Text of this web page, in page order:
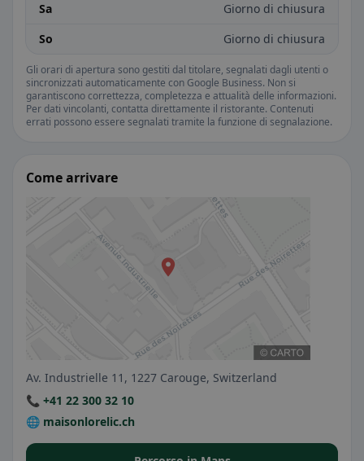
Sa
Giorno di chiusura
So
Giorno di chiusura
Gli orari di apertura sono gestiti dal titolare, segnalati dagli utenti o
sincronizzati automaticamente con Google Business. Non si
garantiscono correttezza, completezza e attualità delle informazioni.
Per dati vincolanti, contatta direttamente il ristorante. Contenuti
errati possono essere segnalati tramite la funzione di segnalazione.
Come arrivare
Av. Industrielle 11, 1227 Carouge, Switzerland
📞 +41 22 300 32 10
🌐 maisonlorelic.ch